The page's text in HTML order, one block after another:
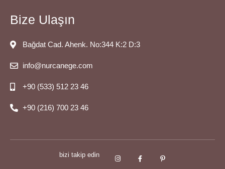
Bize Ulaşın
Bağdat Cad. Ahenk. No:344 K:2 D:3
info@nurcanege.com
+90 (533) 512 23 46
+90 (216) 700 23 46
bizi takip edin